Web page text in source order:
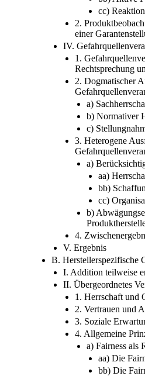
cc)
2.
einer
IV.
1.
Rechtsprechung
2. Dogmatischer
a)
b) Normativer
c)
3. Heterogene
a)
aa)
bb)
cc)
b)
4.
V. Ergebnis
B. Herstellerspezifische
I. Addition teilweise
II. Übergeordnetes
1. Herrschaft und
2. Vertrauen und
3. Soziale
4. Allgemeine
a) Fairness als
aa) Die
bb) Die